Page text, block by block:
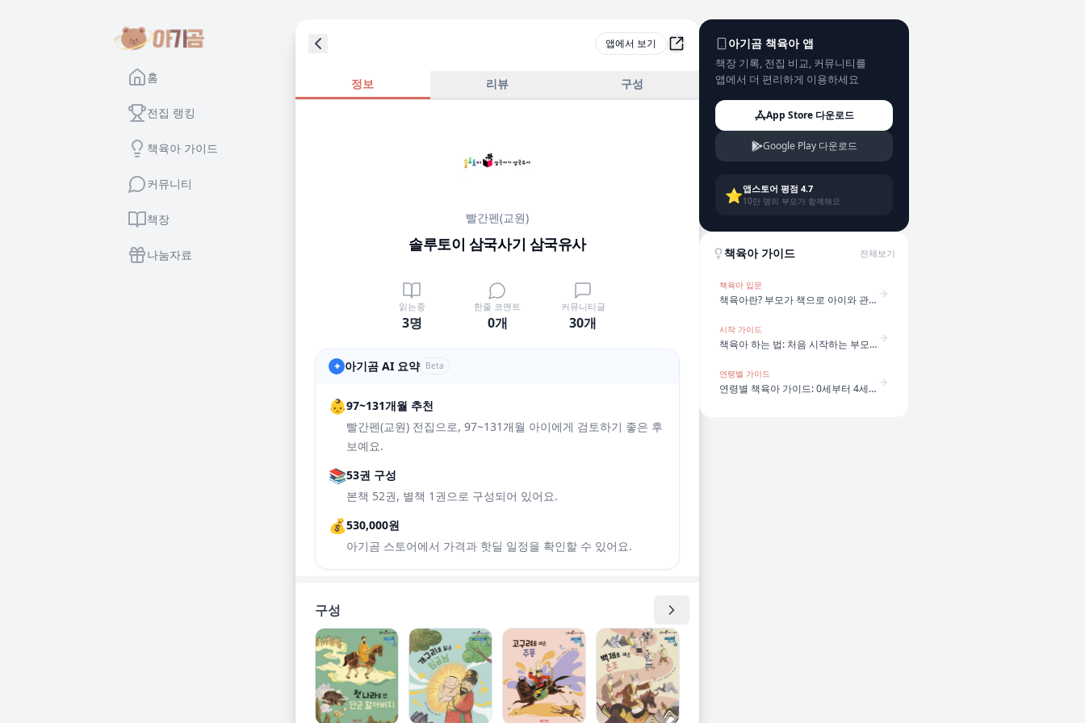
홈
전집 랭킹
책육아 가이드
커뮤니티
책장
나눔자료
앱에서 보기
정보 리뷰 구성
빨간펜(교원)
솔루토이 삼국사기 삼국유사
읽는중
3명
한줄 코멘트
0개
커뮤니티글
30개
✦ 아기곰 AI 요약 Beta
👶97~131개월 추천
빨간펜(교원) 전집으로, 97~131개월 아이에게 검토하기 좋은 후
보예요.
📚53권 구성
본책 52권, 별책 1권으로 구성되어 있어요.
💰530,000원
아기곰 스토어에서 가격과 핫딜 일정을 확인할 수 있어요.
구성
아기곰 책육아 앱
책장 기록, 전집 비교, 커뮤니티를
앱에서 더 편리하게 이용하세요
App Store 다운로드
Google Play 다운로드
⭐앱스토어 평점 4.7
10만 명의 부모가 함께해요
책육아 가이드 전체보기
책육아 입문
책육아란? 부모가 책으로 아이와 관계를 만드는 방법
시작 가이드
책육아 하는 법: 처음 시작하는 부모를 위한 5단계
연령별 가이드
연령별 책육아 가이드: 0세부터 4세까지 어떻게 다를까?